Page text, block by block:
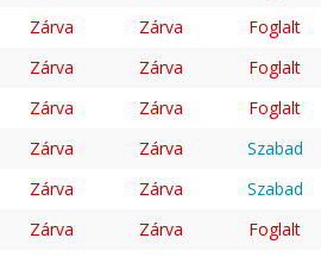
Zárva Zárva Foglalt
Zárva Zárva Foglalt
Zárva Zárva Foglalt
Zárva Zárva Szabad
Zárva Zárva Szabad
Zárva Zárva Foglalt